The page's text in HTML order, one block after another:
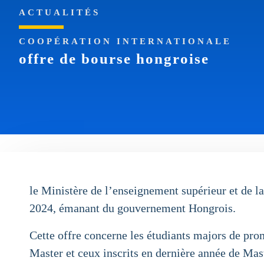
ACTUALITÉS
COOPÉRATION INTERNATIONALE
offre de bourse hongroise
le Ministère de l’enseignement supérieur et de
2024, émanant du gouvernement Hongrois.
Cette offre concerne les étudiants majors de
Master et ceux inscrits en dernière année de